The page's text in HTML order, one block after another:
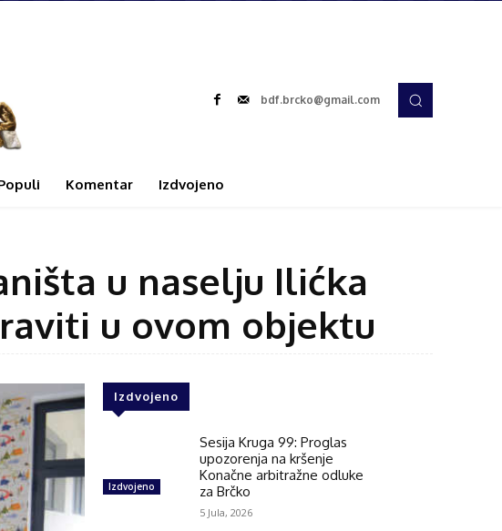
bdf.brcko@gmail.com
Komentar Izdvojeno
u naselju Ilićka
u ovom objektu
Izdvojeno
Izdvojeno
Sesija Kruga 99: Proglas
upozorenja na kršenje
Konačne arbitražne odluke
za Brčko
5 Jula, 2026